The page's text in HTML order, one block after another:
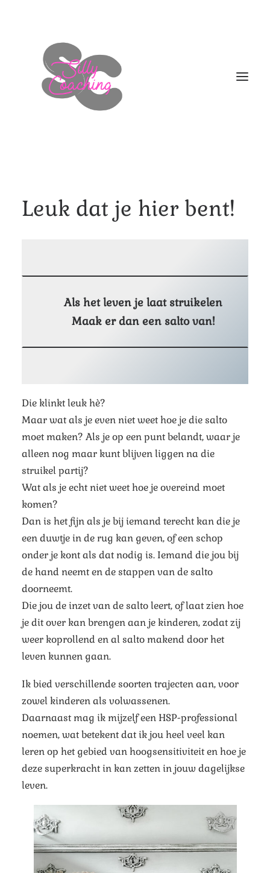
DIT BEN IK!
Leuk dat je hier bent!
Als het leven je laat struikelen
Maak er dan een salto van!
Die klinkt leuk hè?
Maar wat als je even niet weet hoe je die salto
moet maken? Als je op een punt belandt, waar je
alleen nog maar kunt blijven liggen na die
struikel partij?
Wat als je echt niet weet hoe je overeind moet
komen?
Dan is het fijn als je bij iemand terecht kan die je
een duwtje in de rug kan geven, of een schop
onder je kont als dat nodig is. Iemand die jou bij
de hand neemt en de stappen van de salto
doorneemt.
Die jou de inzet van de salto leert, of laat zien hoe
je dit over kan brengen aan je kinderen, zodat zij
weer koprollend en al salto makend door het
leven kunnen gaan.
Ik bied verschillende soorten trajecten aan, voor
zowel kinderen als volwassenen.
Daarnaast mag ik mijzelf een HSP-professional
noemen, wat betekent dat ik jou heel veel kan
leren op het gebied van hoogsensitiviteit en hoe je
deze superkracht in kan zetten in jouw dagelijkse
leven.